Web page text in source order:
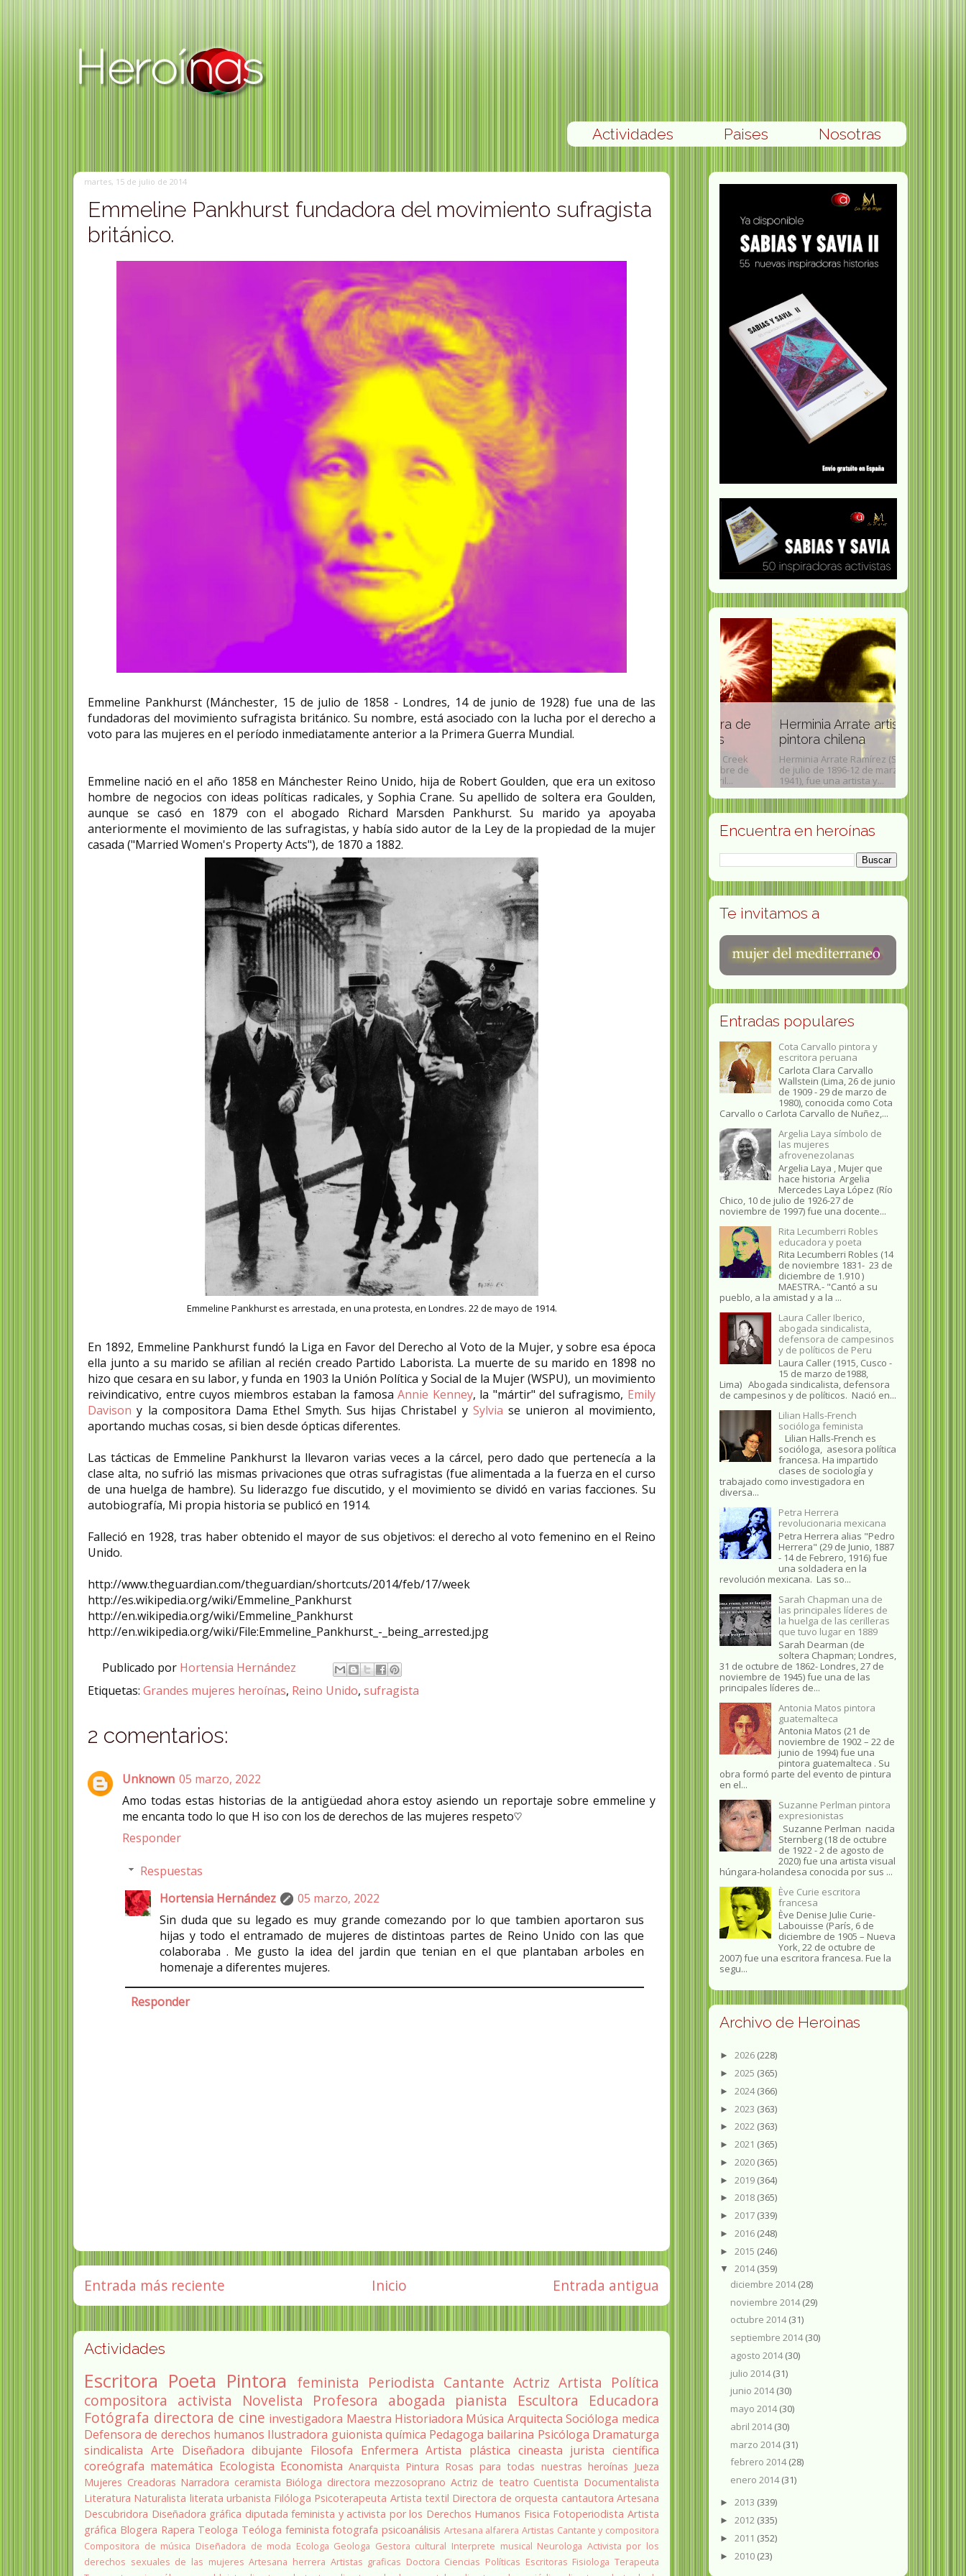
Nosotras
Paises
Actividades
martes, 15 de julio de 2014
Emmeline Pankhurst fundadora del movimiento sufragista
británico.
Emmeline Pankhurst (Mánchester, 15 de julio de 1858 - Londres, 14 de junio de 1928) fue una de las
fundadoras del movimiento sufragista británico. Su nombre, está asociado con la lucha por el derecho a
voto para las mujeres en el período inmediatamente anterior a la Primera Guerra Mundial.
Emmeline nació en el año 1858 en Mánchester Reino Unido, hija de Robert Goulden, que era un exitoso
hombre de negocios con ideas políticas radicales, y Sophia Crane. Su apellido de soltera era Goulden,
aunque se casó en 1879 con el abogado Richard Marsden Pankhurst. Su marido ya apoyaba
anteriormente el movimiento de las sufragistas, y había sido autor de la Ley de la propiedad de la mujer
casada ("Married Women's Property Acts"), de 1870 a 1882.
Emmeline Pankhurst es arrestada, en una protesta, en Londres. 22 de mayo de 1914.
En 1892, Emmeline Pankhurst fundó la Liga en Favor del Derecho al Voto de la Mujer, y sobre esa época
ella junto a su marido se afilian al recién creado Partido Laborista. La muerte de su marido en 1898 no
hizo que cesara en su labor, y funda en 1903 la Unión Política y Social de la Mujer (WSPU), un movimiento
reivindicativo, entre cuyos miembros estaban la famosa Annie Kenney, la "mártir" del sufragismo, Emily
Davison y la compositora Dama Ethel Smyth. Sus hijas Christabel y Sylvia se unieron al movimiento,
aportando muchas cosas, si bien desde ópticas diferentes.
Las tácticas de Emmeline Pankhurst la llevaron varias veces a la cárcel, pero dado que pertenecía a la
clase alta, no sufrió las mismas privaciones que otras sufragistas (fue alimentada a la fuerza en el curso
de una huelga de hambre). Su liderazgo fue discutido, y el movimiento se dividó en varias facciones. Su
autobiografía, Mi propia historia se publicó en 1914.
Falleció en 1928, tras haber obtenido el mayor de sus objetivos: el derecho al voto femenino en el Reino
Unido.
http://www.theguardian.com/theguardian/shortcuts/2014/feb/17/week
http://es.wikipedia.org/wiki/Emmeline_Pankhurst
http://en.wikipedia.org/wiki/Emmeline_Pankhurst
http://en.wikipedia.org/wiki/File:Emmeline_Pankhurst_-_being_arrested.jpg
Publicado por Hortensia Hernández
Etiquetas:Grandes mujeres heroínas, Reino Unido,sufragista
2 comentarios:
Unknown 05 marzo, 2022
Amo todas estas historias de la antigüedad ahora estoy asiendo un reportaje sobre emmeline y
me encanta todo lo que H iso con los de derechos de las mujeres respeto♡
Responder
Respuestas
Hortensia Hernández
05 marzo, 2022
Sin duda que su legado es muy grande comezando por lo que tambien aportaron sus
hijas y todo el entramado de mujeres de distintoas partes de Reino Unido con las que
colaboraba . Me gusto la idea del jardin que tenian en el que plantaban arboles en
homenaje a diferentes mujeres.
Responder
Entrada más reciente Entrada antigua
Inicio
Actividades
Escritora Poeta Pintora feminista Periodista Cantante Actriz Artista Política
compositora
activista Novelista Profesora abogada pianista Escultora
Educadora
Fotógrafa directora de cine investigadora Maestra Historiadora Música Arquitecta Socióloga medica
Defensora de derechos humanos Ilustradora guionista química Pedagoga bailarina Psicóloga Dramaturga
sindicalista Arte Diseñadora dibujante Filosofa Enfermera Artista plástica cineasta jurista científica
coreógrafa matemática Ecologista Economista Anarquista Pintura Rosas para todas nuestras heroínas Jueza
Mujeres Creadoras Narradora ceramista Bióloga directora mezzosoprano Actriz de teatro Cuentista Documentalista
Literatura Naturalista literata urbanista Filóloga Psicoterapeuta Artista textil Directora de orquesta cantautora Artesana
Descubridora Diseñadora gráfica diputada feminista y activista por los Derechos Humanos Fisica Fotoperiodista Artista
gráfica Blogera Rapera Teologa Teóloga feminista fotografa psicoanálisis Artesana alfarera Artistas Cantante y compositora
Compositora de música Diseñadora de moda Ecologa Geologa Gestora cultural Interprete musical Neurologa Activista por los
derechos sexuales de las mujeres Artesana herrera Artistas graficas Doctora Ciencias Políticas Escritoras Fisiologa Terapeuta
Guskova neuróloga,
neurocirujana y experta en
protección radiológica rusa
Константи́новна Гусько́ва (AFI:...
Willa Cather escritora de
novelas y de relatos
1873-Nueva York, 24 de abril...
Herminia Arrate artista y
pintora chilena
Herminia Arrate Ramírez (Santiago 1
de julio de 1896-12 de marzo de
1941), fue una artista y...
Encuentra en heroínas
Te invitamos a
Entradas populares
Cota Carvallo pintora y
escritora peruana
Carlota Clara Carvallo
Wallstein (Lima, 26 de junio
de 1909 - 29 de marzo de
1980), conocida como Cota
Carvallo o Carlota Carvallo de Nuñez,...
Argelia Laya símbolo de
las mujeres
afrovenezolanas
Argelia Laya , Mujer que
hace historia Argelia
Mercedes Laya López (Río
Chico, 10 de julio de 1926-27 de
noviembre de 1997) fue una docente...
Rita Lecumberri Robles
educadora y poeta
Rita Lecumberri Robles (14
de noviembre 1831- 23 de
diciembre de 1.910 )
MAESTRA.- "Cantó a su
pueblo, a la amistad y a la ...
Laura Caller Iberico,
abogada sindicalista,
defensora de campesinos
y de políticos de Peru
Laura Caller (1915, Cusco -
15 de marzo de1988,
Lima) Abogada sindicalista, defensora
de campesinos y de políticos. Nació en...
Lilian Halls-French
socióloga feminista
Lilian Halls-French es
socióloga, asesora política
francesa. Ha impartido
clases de sociología y
trabajado como investigadora en
diversa...
Petra Herrera
revolucionaria mexicana
Petra Herrera alias "Pedro
Herrera" (29 de Junio, 1887
- 14 de Febrero, 1916) fue
una soldadera en la
revolución mexicana. Las so...
Sarah Chapman una de
las principales líderes de
la huelga de las cerilleras
que tuvo lugar en 1889
Sarah Dearman (de
soltera Chapman; Londres,
31 de octubre de 1862​- Londres, 27 de
noviembre de 1945)​ fue una de las
principales líderes de...
Antonia Matos pintora
guatemalteca
Antonia Matos (21 de
noviembre de 1902 – 22 de
junio de 1994) fue una
pintora guatemalteca . Su
obra formó parte del evento de pintura
en el...
Suzanne Perlman pintora
expresionistas
Suzanne Perlman nacida
Sternberg (18 de octubre
de 1922 - 2 de agosto de
2020) fue una artista visual
húngara-holandesa conocida por sus ...
Ève Curie escritora
francesa
Ève Denise Julie Curie-
Labouisse (París, 6 de
diciembre de 1905 – Nueva
York, 22 de octubre de
2007) fue una escritora francesa. Fue la
segu...
Archivo de Heroinas
► 2026 (228)
► 2025 (365)
► 2024(366)
► 2023 (363)
► 2022 (363)
► 2021 (365)
► 2020 (365)
► 2019 (364)
► 2018 (365)
► 2017 (339)
► 2016 (248)
► 2015 (246)
▼ 2014(359)
diciembre 2014(28)
noviembre 2014(29)
octubre 2014(31)
septiembre 2014(30)
agosto 2014(30)
julio 2014(31)
junio 2014(30)
mayo 2014(30)
abril 2014(30)
marzo 2014(31)
febrero 2014(28)
enero 2014(31)
► 2013 (339)
► 2012 (335)
► 2011 (352)
► 2010 (23)